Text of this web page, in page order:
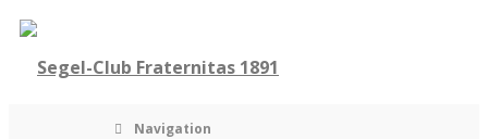
Navigation